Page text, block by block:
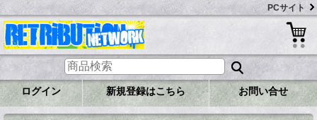
PCサイト
ログイン 新規登録はこちら お問い合せ